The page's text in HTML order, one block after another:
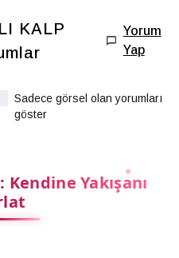
KALP
Yorum
Yap
Sadece görsel olan yorumları
göster
Yakışanı